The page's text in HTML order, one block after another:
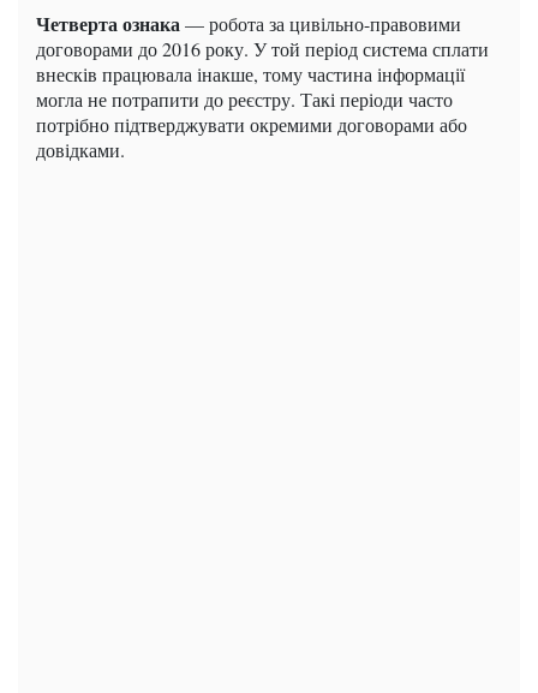
Четверта ознака— робота за цивільно-правовими
договорами до 2016 року. У той період система сплати
внесків працювала інакше, тому частина інформації
могла не потрапити до реєстру. Такі періоди часто
потрібно підтверджувати окремими договорами або
довідками.